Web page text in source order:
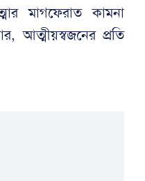
মাগফেরাত কামনা
আত্মীয়স্বজনের প্রতি